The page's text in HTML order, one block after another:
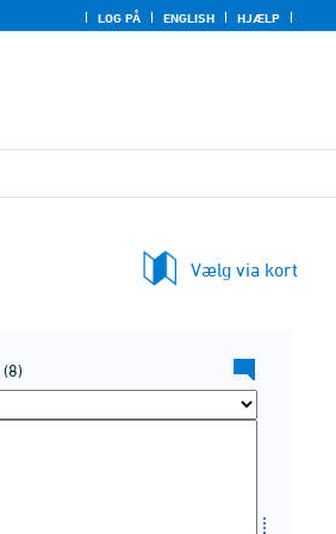
LOG PÅ ENGLISH HJÆLP
Vælg via kort
(8)